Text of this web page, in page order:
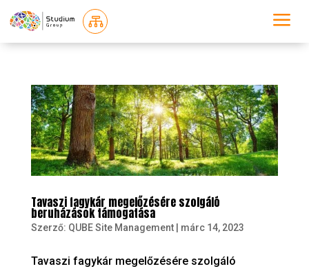
 a
Tavaszi fagykár megelőzésére szolgáló
beruházások támogatása
Szerző: QUBE Site Management| márc 14, 2023
Tavaszi fagykár megelőzésére szolgáló